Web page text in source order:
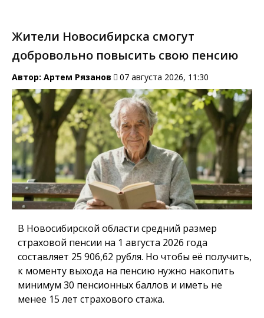
Жители Новосибирска смогут
добровольно повысить свою пенсию
Автор: Артем Рязанов 07 августа 2026, 11:30
В Новосибирской области средний размер
страховой пенсии на 1 августа 2026 года
составляет 25 906,62 рубля. Но чтобы её получить,
к моменту выхода на пенсию нужно накопить
минимум 30 пенсионных баллов и иметь не
менее 15 лет страхового стажа.